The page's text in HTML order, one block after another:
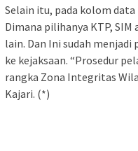
Selain itu, pada kolom
Dimana pilihanya KTP,
lain. Dan Ini sudah
ke kejaksaan. “Prosedur
rangka Zona Integritas
Kajari. (*)